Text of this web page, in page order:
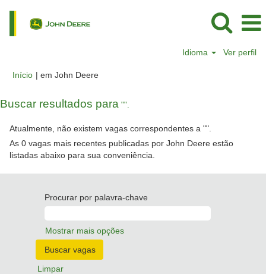
Idioma Ver perfil
Início | em John Deere(página
Buscar resultados para "".
Atualmente, não existem vagas correspondentes a "".
As 0 vagas mais recentes publicadas por John Deere estão
listadas abaixo para sua conveniência.
Procurar por palavra-chave
Mostrar mais opções
Limpar